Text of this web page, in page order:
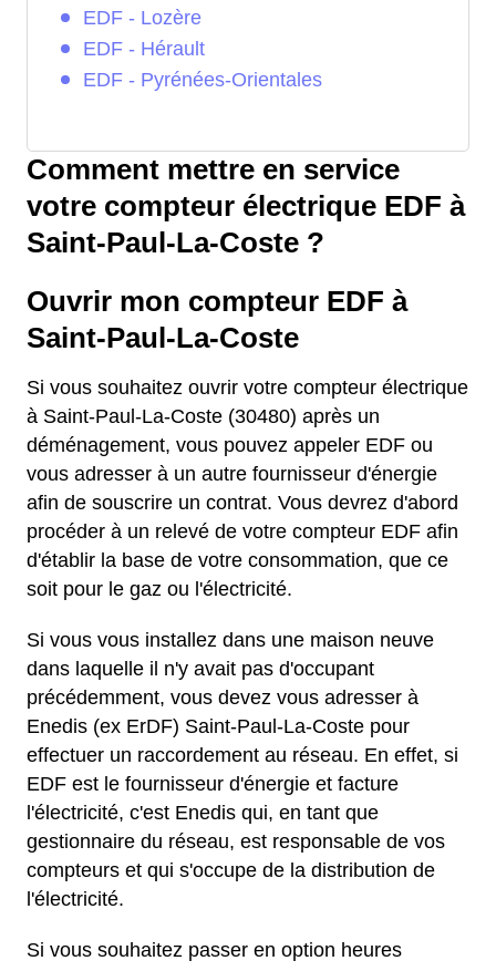
EDF - Lozère
EDF - Hérault
EDF - Pyrénées-Orientales
Comment mettre en service
votre compteur électrique EDF à
Saint-Paul-La-Coste ?
Ouvrir mon compteur EDF à
Saint-Paul-La-Coste
Si vous souhaitez ouvrir votre compteur électrique
à Saint-Paul-La-Coste (30480) après un
déménagement, vous pouvez appeler EDF ou
vous adresser à un autre fournisseur d'énergie
afin de souscrire un contrat. Vous devrez d'abord
procéder à un relevé de votre compteur EDF afin
d'établir la base de votre consommation, que ce
soit pour le gaz ou l'électricité.
Si vous vous installez dans une maison neuve
dans laquelle il n'y avait pas d'occupant
précédemment, vous devez vous adresser à
Enedis (ex ErDF) Saint-Paul-La-Coste pour
effectuer un raccordement au réseau. En effet, si
EDF est le fournisseur d'énergie et facture
l'électricité, c'est Enedis qui, en tant que
gestionnaire du réseau, est responsable de vos
compteurs et qui s'occupe de la distribution de
l'électricité.
Si vous souhaitez passer en option heures